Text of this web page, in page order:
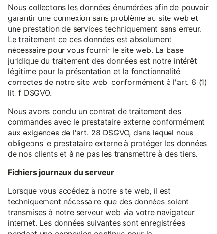
Nous collectons les données énumérées afin de pouvoir
garantir une connexion sans problème au site web et
une prestation de services techniquement sans erreur.
Le traitement de ces données est absolument
nécessaire pour vous fournir le site web. La base
juridique du traitement des données est notre intérêt
légitime pour la présentation et la fonctionnalité
correctes de notre site web, conformément à l'art. 6 (1)
lit. f DSGVO.
Nous avons conclu un contrat de traitement des
commandes avec le prestataire externe conformément
aux exigences de l'art. 28 DSGVO, dans lequel nous
obligeons le prestataire externe à protéger les données
de nos clients et à ne pas les transmettre à des tiers.
Fichiers journaux du serveur
Lorsque vous accédez à notre site web, il est
techniquement nécessaire que des données soient
transmises à notre serveur web via votre navigateur
internet. Les données suivantes sont enregistrées